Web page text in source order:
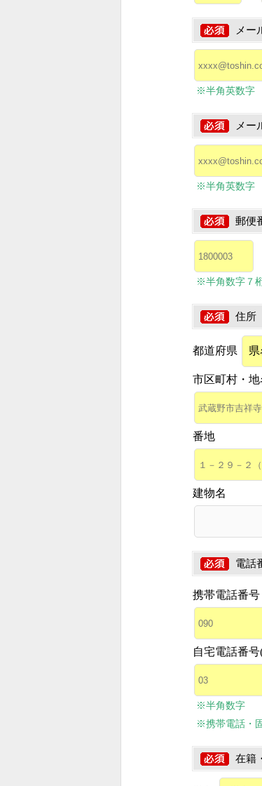
メー
※半角英数字
メー
※半角英数字
郵便
※半角数字７
住所
都道府県
市区町村・地
番地
建物名
電話
携帯電話番号
自宅電話番
※半角数字
※携帯電話・
在籍